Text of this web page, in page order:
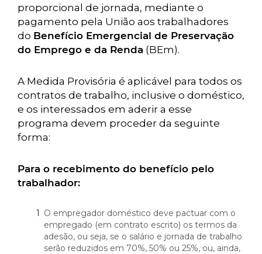
proporcional de jornada, mediante o
pagamento pela União aos trabalhadores
do Benefício Emergencial de Preservação
do Emprego e da Renda (BEm).
A Medida Provisória é aplicável para todos os
contratos de trabalho, inclusive o doméstico,
e os interessados em aderir a esse
programa devem proceder da seguinte
forma:
Para o recebimento do benefício pelo
trabalhador:
O empregador doméstico deve pactuar com o
empregado (em contrato escrito) os termos da
adesão, ou seja, se o salário e jornada de trabalho
serão reduzidos em 70%, 50% ou 25%, ou, ainda,